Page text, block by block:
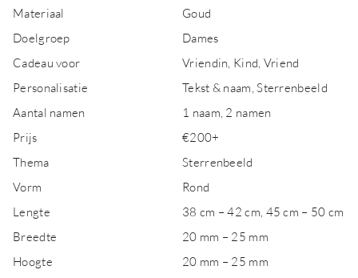
Materiaal
Goud
Doelgroep
Dames
Cadeau voor
Vriendin, Kind, Vriend
Personalisatie
Tekst & naam, Sterrenbeeld
Aantal namen
1 naam, 2 namen
Prijs
€200+
Thema
Sterrenbeeld
Vorm
Rond
Lengte
38 cm – 42 cm, 45 cm – 50 cm
Breedte
20 mm – 25 mm
Hoogte
20 mm – 25 mm